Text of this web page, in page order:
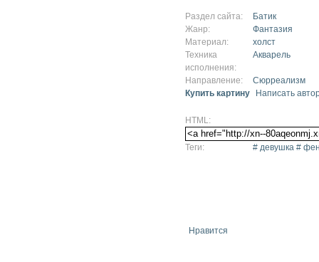
Раздел сайта:
Батик
Жанр:
Фантазия
Материал:
холст
Техника
исполнения:
Акварель
Направление:
Сюрреализм
Купить картину
Написать
HTML:
Теги: # девушка #
Нравится